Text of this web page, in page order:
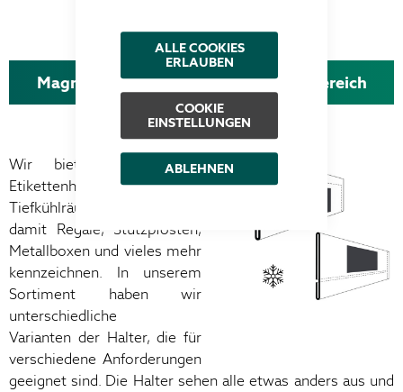
ALLE COOKIES
ERLAUBEN
COOKIE
EINSTELLUNGEN
ABLEHNEN
Magnetische Etikettenhalter für TK-Bereich
Wir bieten magnetische
Etikettenhalter für Ihre
Tiefkühlräume an. Sie können
damit Regale, Stützpfosten,
Metallboxen und vieles mehr
kennzeichnen. In unserem
Sortiment haben wir
unterschiedliche
Varianten der Halter, die für
verschiedene Anforderungen
geeignet sind. Die Halter sehen alle etwas anders aus und